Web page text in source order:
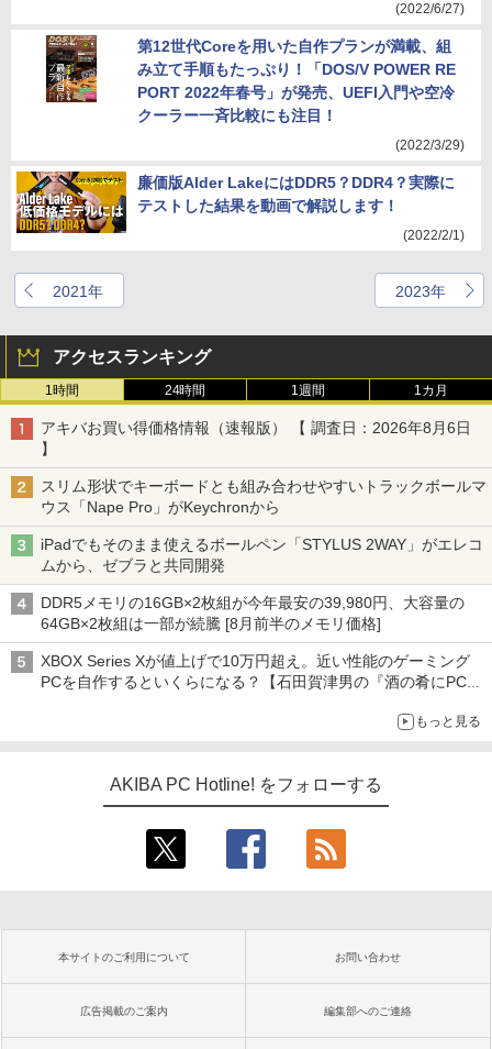
(2022/6/27)
第12世代Coreを用いた自作プランが満載、組
み立て手順もたっぷり！「DOS/V POWER RE
PORT 2022年春号」が発売、UEFI入門や空冷
クーラー一斉比較にも注目！
(2022/3/29)
廉価版Alder LakeにはDDR5？DDR4？実際に
テストした結果を動画で解説します！
(2022/2/1)
2021年 2023年
アクセスランキング
1時間 24時間 1週間 1カ月
アキバお買い得価格情報（速報版） 【 調査日：2026年8月6日
】
スリム形状でキーボードとも組み合わせやすいトラックボールマ
ウス「Nape Pro」がKeychronから
iPadでもそのまま使えるボールペン「STYLUS 2WAY」がエレコ
ムから、ゼブラと共同開発
DDR5メモリの16GB×2枚組が今年最安の39,980円、大容量の
64GB×2枚組は一部が続騰 [8月前半のメモリ価格]
XBOX Series Xが値上げで10万円超え。近い性能のゲーミング
PCを自作するといくらになる？【石田賀津男の『酒の肴にPCゲ
もっと見る
AKIBA PC Hotline! をフォローする
本サイトのご利用について お問い合わせ
広告掲載のご案内 編集部へのご連絡